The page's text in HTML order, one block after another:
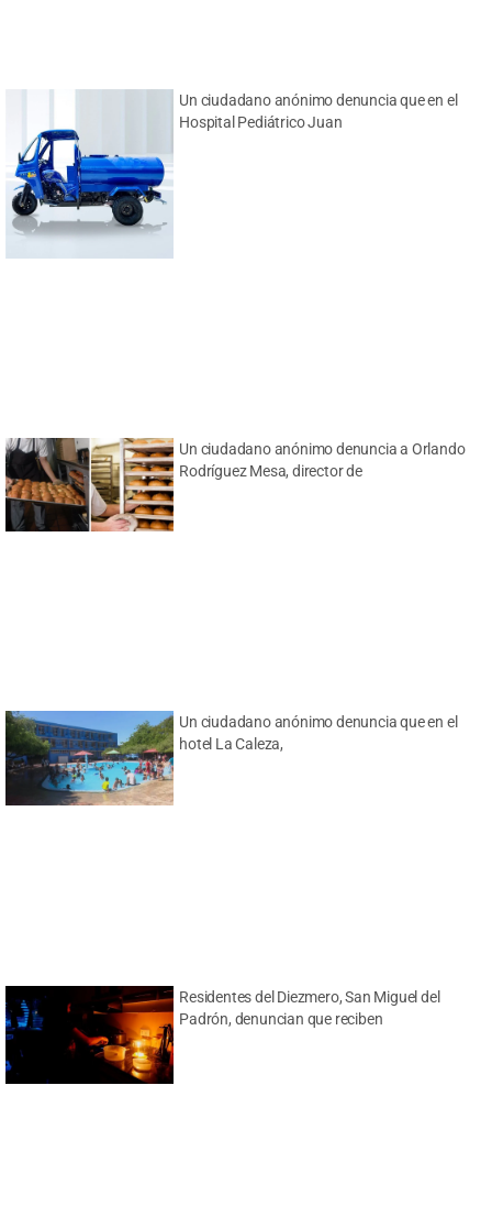
Un ciudadano anónimo denuncia que en el
Hospital Pediátrico Juan
Un ciudadano anónimo denuncia a Orlando
Rodríguez Mesa, director de
Un ciudadano anónimo denuncia que en el
hotel La Caleza,
Residentes del Diezmero, San Miguel del
Padrón, denuncian que reciben